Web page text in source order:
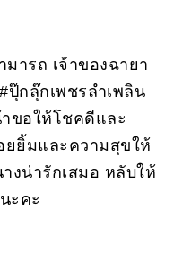
ารถ เจ้าของฉายา
ปุ๊กลุ๊กเพชรลำเพลิน
ขอให้โชคดีและ
ยยิ้มและความสุขให้
งน่ารักเสมอ หลับให้
ะคะ